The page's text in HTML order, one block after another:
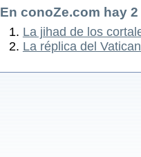
En conoZe.com hay2
La jihad de los
La réplica del